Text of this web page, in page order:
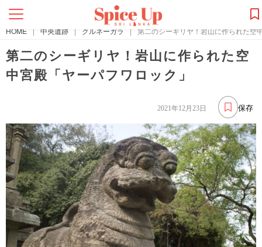
HOME | 中央遺跡 | クルネーガラ | 第二のシーギリヤ！岩山に作られた空
第二のシーギリヤ！岩山に作られた空
中宮殿「ヤーパフワロック」
保存
2021年12月23日